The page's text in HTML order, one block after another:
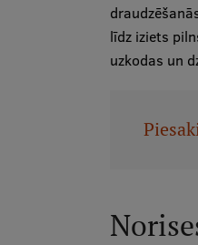
līdz iziets
uzkodas un